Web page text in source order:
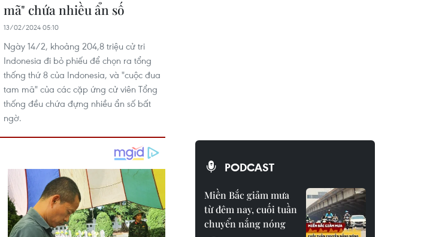
mã" chứa nhiều ẩn số
13/02/2024 05:10
Ngày 14/2, khoảng 204,8 triệu cử tri
Indonesia đi bỏ phiếu để chọn ra tổng
thống thứ 8 của Indonesia, và "cuộc đua
tam mã" của các cặp ứng cử viên Tổng
thống đều chứa đựng nhiều ẩn số bất
ngờ.
PODCAST
Miền Bắc giảm mưa
từ đêm nay, cuối tuần
chuyển nắng nóng